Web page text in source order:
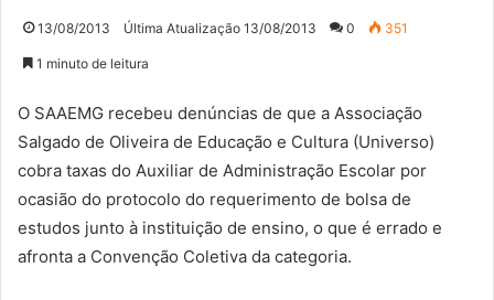
13/08/2013 Última Atualização 13/08/2013 0 351
1 minuto de leitura
O SAAEMG recebeu denúncias de que a Associação
Salgado de Oliveira de Educação e Cultura (Universo)
cobra taxas do Auxiliar de Administração Escolar por
ocasião do protocolo do requerimento de bolsa de
estudos junto à instituição de ensino, o que é errado e
afronta a Convenção Coletiva da categoria.